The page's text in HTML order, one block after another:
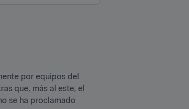
por equipos del
que, más al este, el
se ha proclamado